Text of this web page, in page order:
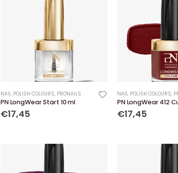
NAIL POLISH COLOURS, PRONAILS
PN LongWear Start 10 ml
€17,45
NAIL POLISH COLOURS,
€17,45